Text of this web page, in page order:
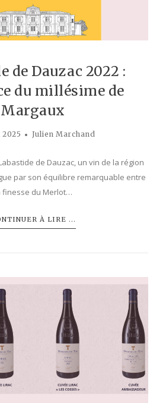
de Dauzac 2022 :
du millésime de
Margaux
2025 Julien Marchand
de Dauzac, un vin de la région
par son équilibre remarquable entre
finesse du Merlot…
À LIRE ...